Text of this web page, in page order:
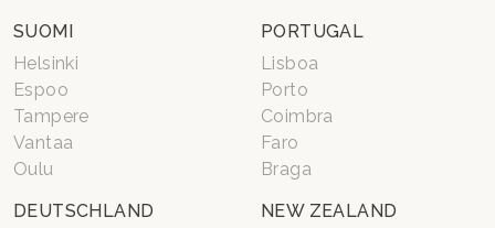
SUOMI
Helsinki
Espoo
Tampere
Vantaa
Oulu
PORTUGAL
Lisboa
Porto
Coimbra
Faro
Braga
DEUTSCHLAND
NEW ZEALAND